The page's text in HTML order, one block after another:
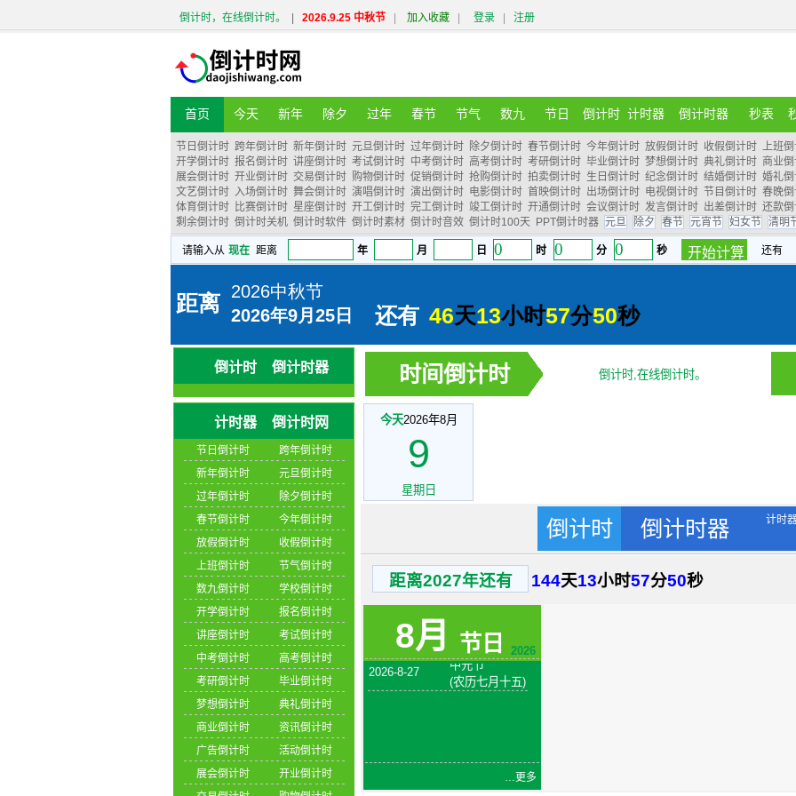
倒计时，在线倒计时。 2026.9.25 中秋节 加入收藏 登录 注册
首页 今天 新年 除夕 过年 春节 节气 数九 节日 倒计时 计时器 倒计时器 秒表
节日倒计时 跨年倒计时 新年倒计时 元旦倒计时 过年倒计时 除夕倒计时 春节倒计时 今年倒计时 放假倒计时 收假倒计时 上班
开学倒计时 报名倒计时 讲座倒计时 考试倒计时 中考倒计时 高考倒计时 考研倒计时 毕业倒计时 梦想倒计时 典礼倒计时 商业
展会倒计时 开业倒计时 交易倒计时 购物倒计时 促销倒计时 抢购倒计时 拍卖倒计时 生日倒计时 纪念倒计时 结婚倒计时 婚礼
文艺倒计时 入场倒计时 舞会倒计时 演唱倒计时 演出倒计时 电影倒计时 首映倒计时 出场倒计时 电视倒计时 节目倒计时 春晚
体育倒计时 比赛倒计时 星座倒计时 开工倒计时 完工倒计时 竣工倒计时 开通倒计时 会议倒计时 发言倒计时 出差倒计时 还款
剩余倒计时 倒计时关机 倒计时软件 倒计时素材 倒计时音效 倒计时100天 PPT倒计时器 元旦 除夕 春节 元宵节 妇女节 清明
倒计时 倒计时器
计时器 倒计时网
节日倒计时
跨年倒计时
新年倒计时
元旦倒计时
过年倒计时
除夕倒计时
春节倒计时
今年倒计时
放假倒计时
收假倒计时
上班倒计时
节气倒计时
数九倒计时
学校倒计时
开学倒计时
报名倒计时
讲座倒计时
考试倒计时
中考倒计时
高考倒计时
考研倒计时
毕业倒计时
梦想倒计时
典礼倒计时
商业倒计时
资讯倒计时
广告倒计时
活动倒计时
展会倒计时
开业倒计时
时间倒计时 倒计时,在线倒计时。
今天2026年8月
9
星期日
倒计时 倒计时器 计时
距离2027年还有 144天13小时57分49秒
8月 节日 2026
四)
2026-8-7
立秋
2026-8-19
七夕节
2026-8-23
处暑
2026-8-27
中元节
(农历七月十五)
…更多